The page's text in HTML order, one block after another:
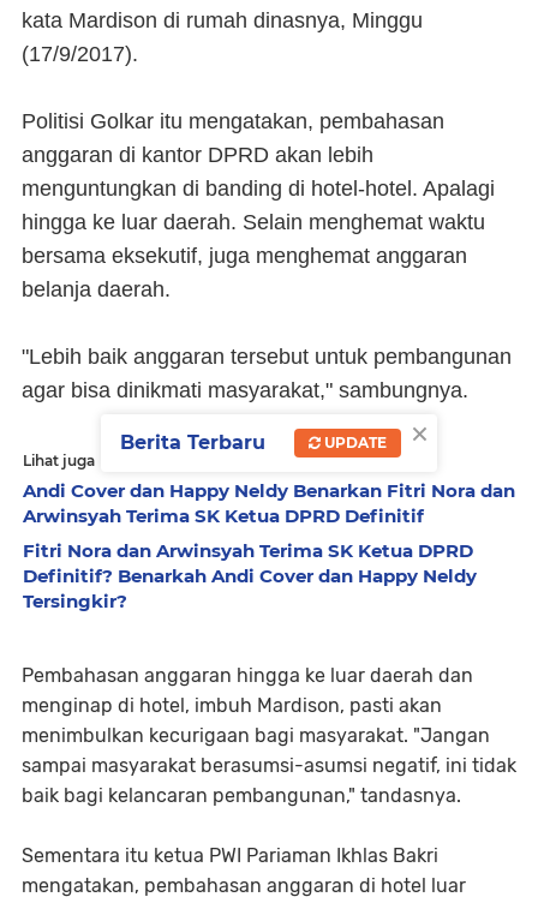
kata Mardison di rumah dinasnya, Minggu
(17/9/2017).
Politisi Golkar itu mengatakan, pembahasan
anggaran di kantor DPRD akan lebih
menguntungkan di banding di hotel-hotel. Apalagi
hingga ke luar daerah. Selain menghemat waktu
bersama eksekutif, juga menghemat anggaran
belanja daerah.
"Lebih baik anggaran tersebut untuk pembangunan
agar bisa dinikmati masyarakat," sambungnya.
Lihat juga
Andi Cover dan Happy Neldy Benarkan Fitri Nora dan
Arwinsyah Terima SK Ketua DPRD Definitif
Fitri Nora dan Arwinsyah Terima SK Ketua DPRD
Definitif? Benarkah Andi Cover dan Happy Neldy
Tersingkir?
Pembahasan anggaran hingga ke luar daerah dan
menginap di hotel, imbuh Mardison, pasti akan
menimbulkan kecurigaan bagi masyarakat. "Jangan
sampai masyarakat berasumsi-asumsi negatif, ini tidak
baik bagi kelancaran pembangunan," tandasnya.
Sementara itu ketua PWI Pariaman Ikhlas Bakri
mengatakan, pembahasan anggaran di hotel luar
×
Berita Terbaru UPDATE